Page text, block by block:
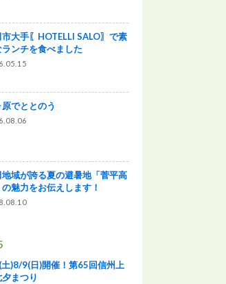
大手〖HOTELLI SALO〗で素
ンチを食べました
でととのう
地域が誇る夏の避暑地「菅平高
の魅力をお伝えします！
)8/9(日)開催！第65回信州上
夕まつり